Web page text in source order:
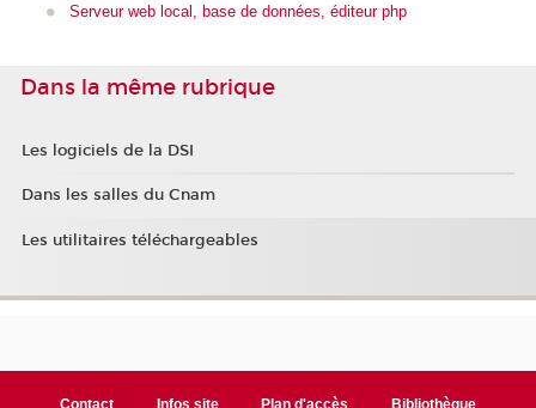
Serveur web local, base de données, éditeur php
Dans la même rubrique
Les logiciels de la DSI
Dans les salles du Cnam
Les utilitaires téléchargeables
Contact Infos site Plan d'accès Bibliothèque